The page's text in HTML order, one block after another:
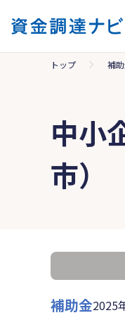
トップ 補
中小
市）
補助金2025